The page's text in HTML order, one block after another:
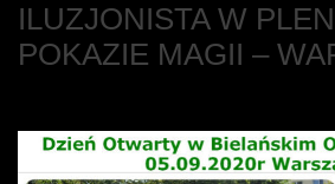
ILUZJONISTA W
POKAZIE MAGII –